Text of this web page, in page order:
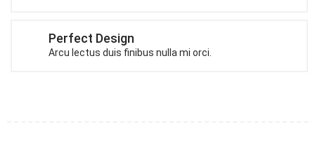
Perfect Design
Arcu lectus duis finibus nulla mi orci.